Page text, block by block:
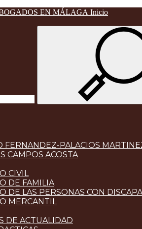
Inicio
FERNANDEZ-PALACIOS
CAMPOS ACOSTA
CIVIL
DE FAMILIA
DE LAS PERSONAS CON
MERCANTIL
DE ACTUALIDAD